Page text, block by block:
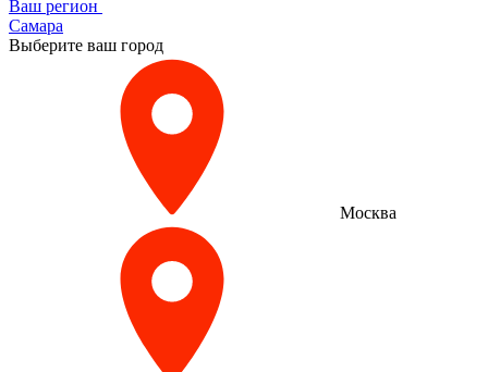
Ваш регион
Самара
Выберите ваш город
Москва